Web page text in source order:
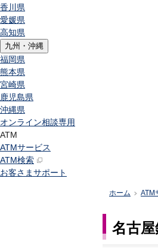
香川県
愛媛県
高知県
九州・沖縄
福岡県
熊本県
宮崎県
鹿児島県
沖縄県
オンライン相談専用
ATM
ATMサービス
ATM検索
お客さまサポート
ホーム >ATM
名古